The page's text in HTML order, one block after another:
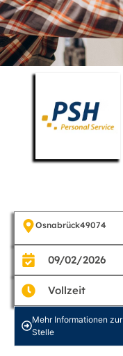
Osnabrück49074
09/02/2026
Vollzeit
Mehr Informationen zur
Stelle